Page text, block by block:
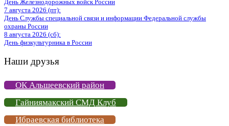
День Железнодорожных войск России
7 августа 2026 (пт):
День Службы специальной связи и информации Федеральной службы
охраны России
8 августа 2026 (сб):
День физкультурника в России
Наши друзья
ОК Альшеевский район
Гайниямакский СМД Клуб
Ибраевская библиотека